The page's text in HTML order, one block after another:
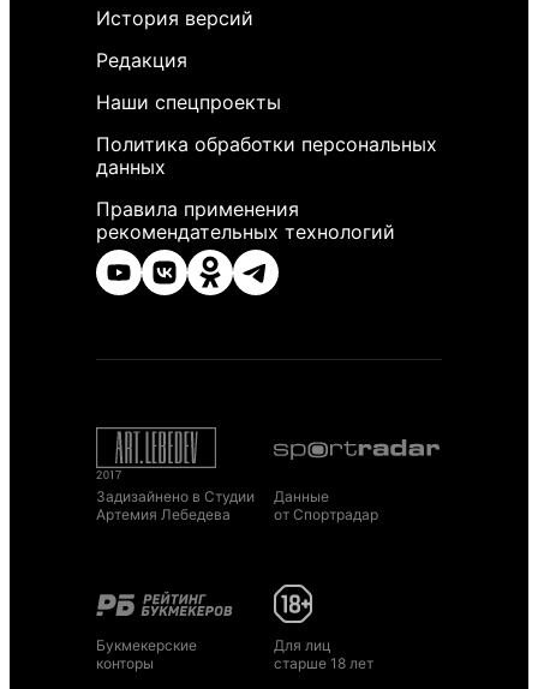
История версий
Редакция
Наши спецпроекты
Политика обработки персональных
данных
Правила применения
рекомендательных технологий
Задизайнено в Студии
Артемия Лебедева
Данные
от Спортрадар
Букмекерские
конторы
Для лиц
старше 18 лет